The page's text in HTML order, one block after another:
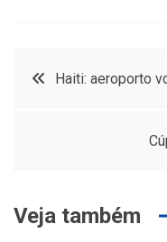
Navegação
Haiti: aeroporto
Veja também